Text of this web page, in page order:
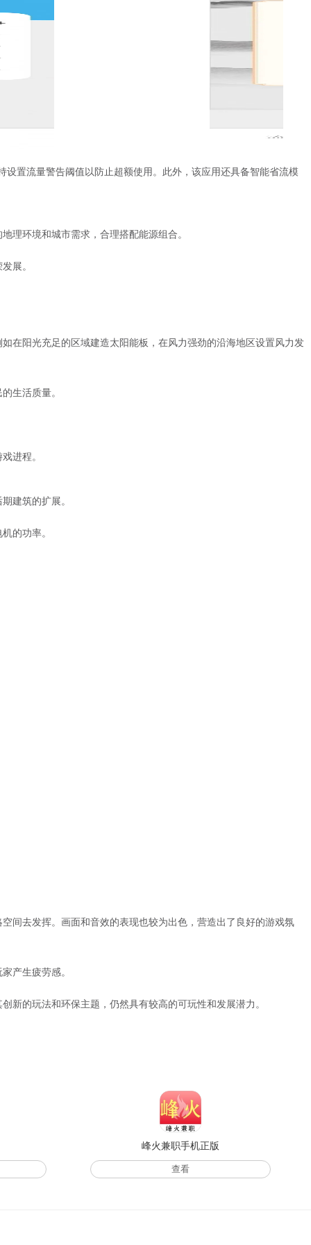
置流量警告阈值以防止超额使用。此外，该应用还具备智能省流模
理环境和城市需求，合理搭配能源组合。
展。
在阳光充足的区域建造太阳能板，在风力强劲的沿海地区设置风力发
生活质量。
进程。
建筑的扩展。
的功率。
间去发挥。画面和音效的表现也较为出色，营造出了良好的游戏氛
产生疲劳感。
新的玩法和环保主题，仍然具有较高的可玩性和发展潜力。
峰火兼职手机正版
查看